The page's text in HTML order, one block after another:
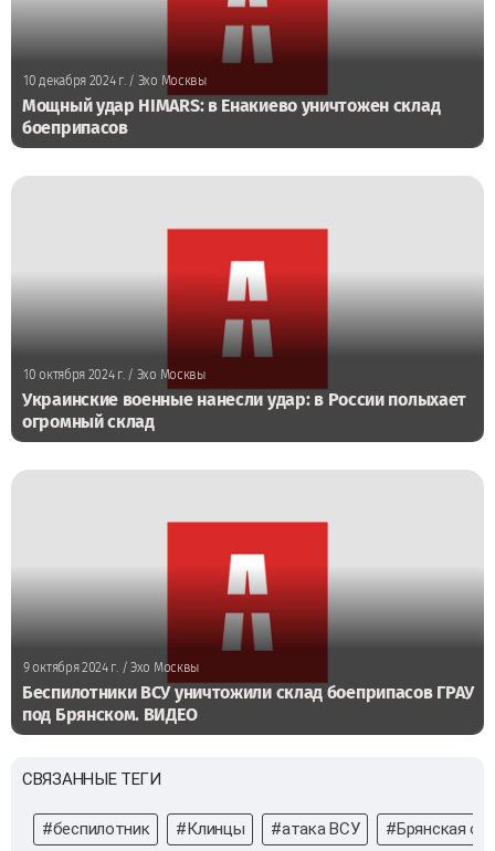
10 декабря 2024 г./ Эхо Москвы
Мощный удар HIMARS: в Енакиево уничтожен склад
боеприпасов
10 октября 2024 г. / Эхо Москвы
Украинские военные нанесли удар: в России полыхает
огромный склад
9 октября 2024 г./ Эхо Москвы
Беспилотники ВСУ уничтожили склад боеприпасов ГРАУ
под Брянском. ВИДЕО
СВЯЗАННЫЕ ТЕГИ
#беспилотник #Клинцы #атака ВСУ #Брянская